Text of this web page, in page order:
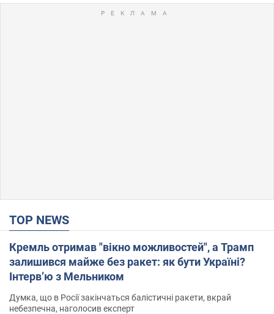
TOP NEWS
Кремль отримав "вікно можливостей", а Трамп
залишився майже без ракет: як бути Україні?
Інтерв’ю з Мельником
Думка, що в Росії закінчаться балістичні ракети, вкрай
небезпечна, наголосив експерт